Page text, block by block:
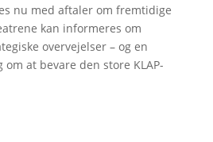
nu med aftaler om fremtidige
kan informeres om
overvejelser – og en
at bevare den store KLAP-